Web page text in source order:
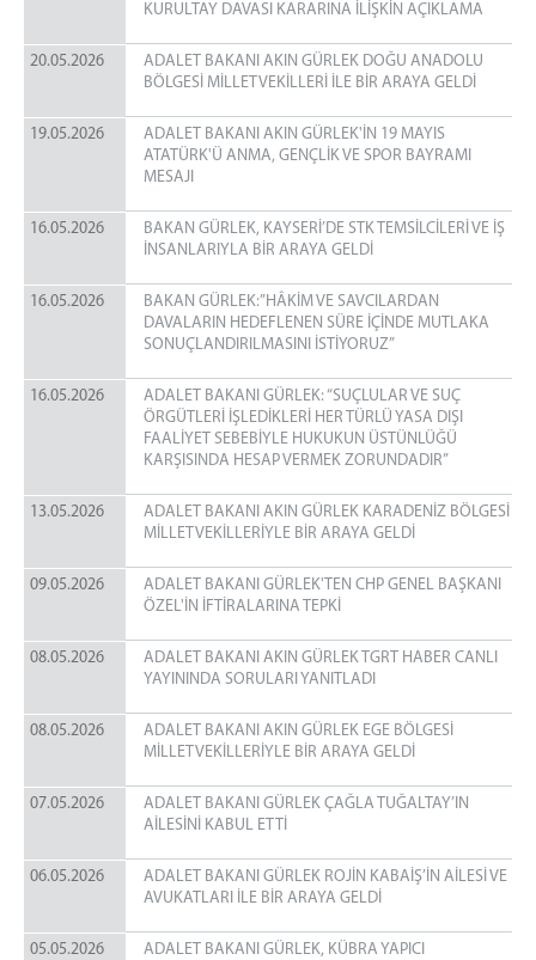
KURULTAY DAVASI KARARINA İLİŞKİN AÇIKLAMA
20.05.2026
ADALET BAKANI AKIN GÜRLEK DOĞU ANADOLU
BÖLGESİ MİLLETVEKİLLERİ İLE BİR ARAYA GELDİ
19.05.2026
ADALET BAKANI AKIN GÜRLEK'İN 19 MAYIS
ATATÜRK'Ü ANMA, GENÇLİK VE SPOR BAYRAMI
MESAJI
16.05.2026
BAKAN GÜRLEK, KAYSERİ’DE STK TEMSİLCİLERİ VE İŞ
İNSANLARIYLA BİR ARAYA GELDİ
16.05.2026
BAKAN GÜRLEK:”HÂKİM VE SAVCILARDAN
DAVALARIN HEDEFLENEN SÜRE İÇİNDE MUTLAKA
SONUÇLANDIRILMASINI İSTİYORUZ”
16.05.2026
ADALET BAKANI GÜRLEK: “SUÇLULAR VE SUÇ
ÖRGÜTLERİ İŞLEDİKLERİ HER TÜRLÜ YASA DIŞI
FAALİYET SEBEBİYLE HUKUKUN ÜSTÜNLÜĞÜ
KARŞISINDA HESAP VERMEK ZORUNDADIR”
13.05.2026
ADALET BAKANI AKIN GÜRLEK KARADENİZ BÖLGESİ
MİLLETVEKİLLERİYLE BİR ARAYA GELDİ
09.05.2026
ADALET BAKANI GÜRLEK'TEN CHP GENEL BAŞKANI
ÖZEL'İN İFTİRALARINA TEPKİ
08.05.2026
ADALET BAKANI AKIN GÜRLEK TGRT HABER CANLI
YAYININDA SORULARI YANITLADI
08.05.2026
ADALET BAKANI AKIN GÜRLEK EGE BÖLGESİ
MİLLETVEKİLLERİYLE BİR ARAYA GELDİ
07.05.2026
ADALET BAKANI GÜRLEK ÇAĞLA TUĞALTAY’IN
AİLESİNİ KABUL ETTİ
06.05.2026
ADALET BAKANI GÜRLEK ROJİN KABAİŞ’İN AİLESİ VE
AVUKATLARI İLE BİR ARAYA GELDİ
05.05.2026
ADALET BAKANI GÜRLEK, KÜBRA YAPICI